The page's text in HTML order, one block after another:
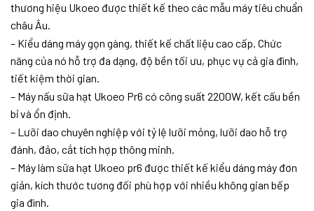
thương hiệu Ukoeo được thiết kế theo các mẫu máy tiêu chuẩn
châu Âu.
– Kiểu dáng máy gọn gàng, thiết kế chất liệu cao cấp. Chức
năng của nó hỗ trợ đa dạng, độ bền tối ưu, phục vụ cả gia đình,
tiết kiệm thời gian.
– Máy nấu sữa hạt Ukoeo Pr6 có công suất 2200W, kết cấu bền
bỉ và ổn định.
– Lưỡi dao chuyên nghiệp với tỷ lệ lưỡi mỏng, lưỡi dao hỗ trợ
đánh, đảo, cắt tích hợp thông minh.
– Máy làm sữa hạt Ukoeo pr6 được thiết kế kiểu dáng máy đơn
giản, kích thước tương đối phù hợp với nhiều không gian bếp
gia đình.